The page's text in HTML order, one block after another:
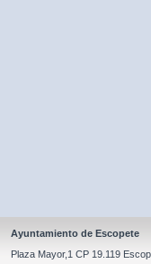
Ayuntamiento de Escopete
Plaza Mayor,1 CP 19.119